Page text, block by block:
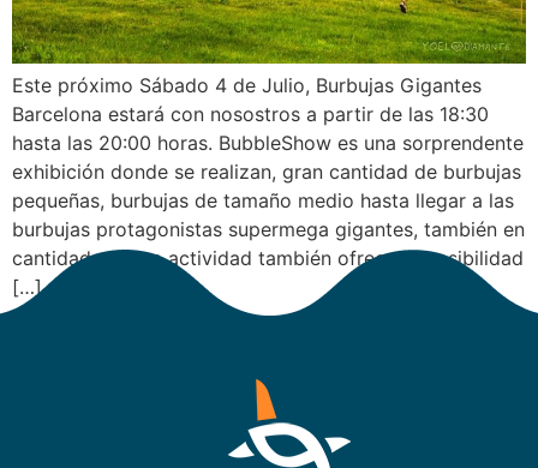
Este próximo Sábado 4 de Julio, Burbujas Gigantes
Barcelona estará con nosostros a partir de las 18:30
hasta las 20:00 horas. BubbleShow es una sorprendente
exhibición donde se realizan, gran cantidad de burbujas
pequeñas, burbujas de tamaño medio hasta llegar a las
burbujas protagonistas supermega gigantes, también en
cantidades. Esta actividad también ofrece la posibilidad
[…]